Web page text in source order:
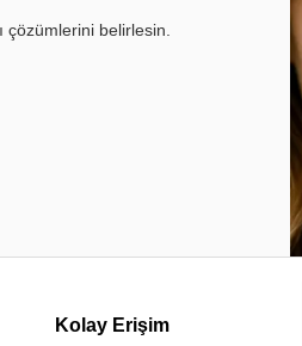
çözümlerini belirlesin.
Kolay Erişim